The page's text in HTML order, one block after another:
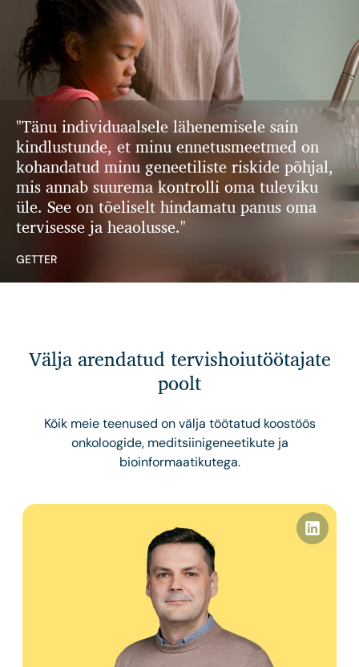
"Tänu individuaalsele lähenemisele sain
kindlustunde, et minu ennetusmeetmed on
kohandatud minu geneetiliste riskide põhjal,
mis annab suurema kontrolli oma tuleviku
üle. See on tõeliselt hindamatu panus oma
tervisesse ja heaolusse."
GETTER
Välja arendatud tervishoiutöötajate
poolt
Kõik meie teenused on välja töötatud koostöös
onkoloogide, meditsiinigeneetikute ja
bioinformaatikutega.